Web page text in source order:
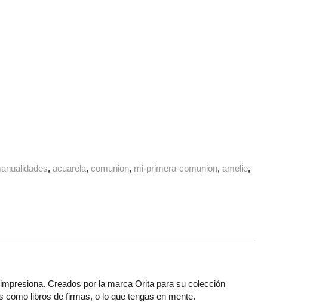
acuarela comunion mi-primera-comunion amelie
Creados por la marca Orita para su colección
libros de firmas, o lo que tengas en mente.